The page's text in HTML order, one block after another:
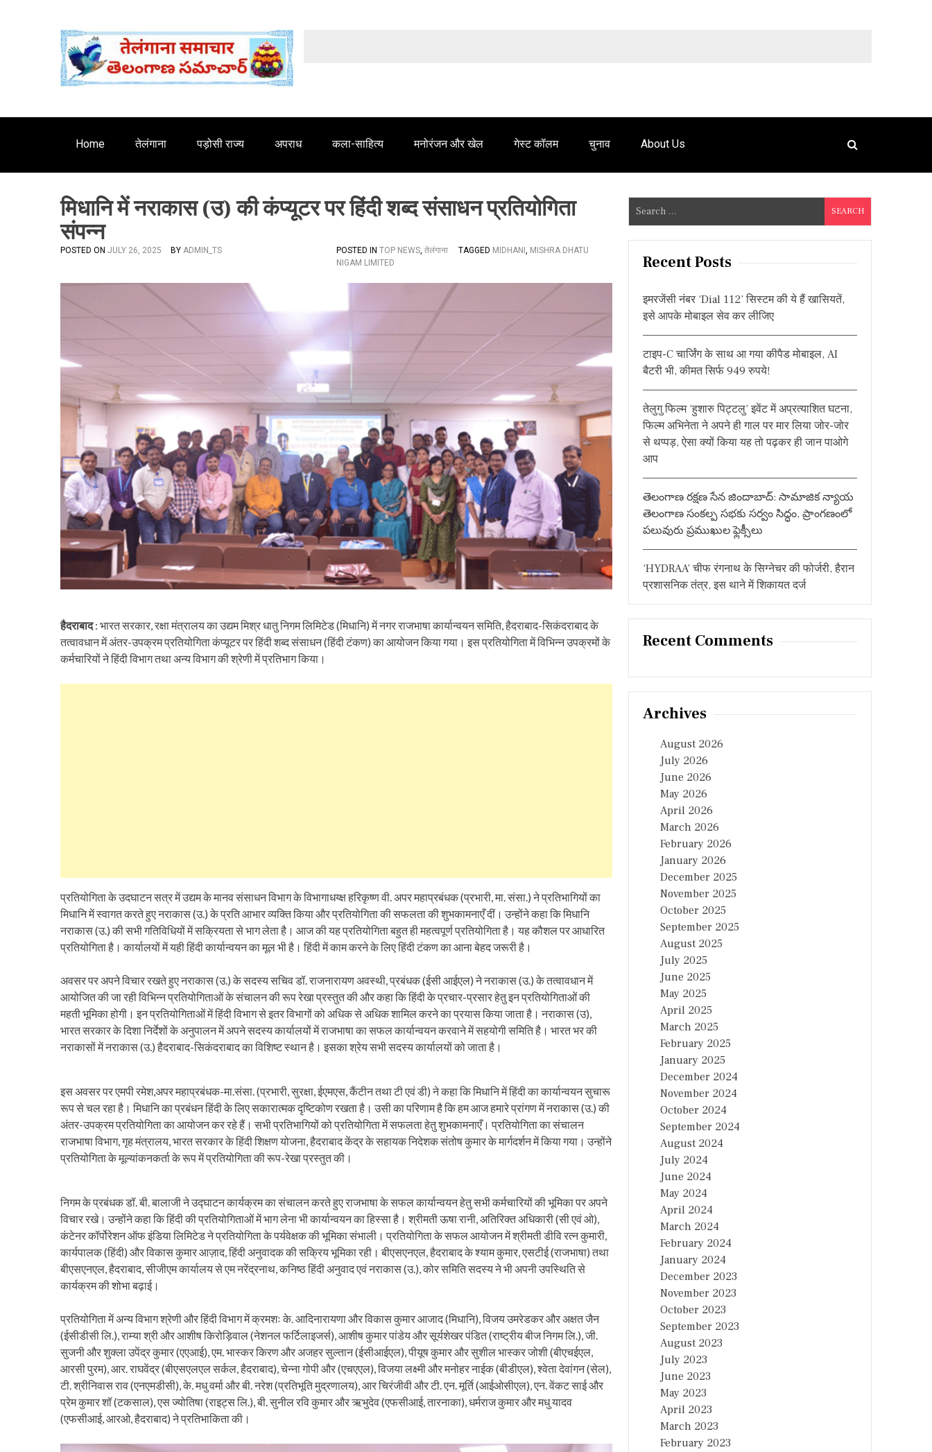
e
Home तेलंगाना पड़ोसी राज्य अपराध कला-साहित्य मनोरंजन और खेल गेस्ट कॉलम चुनाव About Us
मिधानि में नराकास (उ) की कंप्यूटर पर हिंदी शब्द संसाधन प्रतियोगिता
संपन्न
POSTED ON JULY 26, 2025 BY ADMIN_TS POSTED IN TOP NEWS, तेलंगाना TAGGED MIDHANI , MISHRA DHATU
NIGAM LIMITED
हैदराबाद: भारत सरकार, रक्षा मंत्रालय का उद्यम मिश्र धातु निगम लिमिटेड (मिधानि) में नगर राजभाषा कार्यान्वयन समिति, हैदराबाद-सिकंदराबाद के
तत्वावधान में अंतर-उपक्रम प्रतियोगिता कंप्यूटर पर हिंदी शब्द संसाधन (हिंदी टंकण) का आयोजन किया गया। इस प्रतियोगिता में विभिन्न उपक्रमों के
कर्मचारियों ने हिंदी विभाग तथा अन्य विभाग की श्रेणी में प्रतिभाग किया।
प्रतियोगिता के उदघाटन सत्र में उद्यम के मानव संसाधन विभाग के विभागाधय्क्ष हरिकृष्ण वी. अपर महाप्रबंधक (प्रभारी, मा. संसा.) ने प्रतिभागियों का
मिधानि में स्वागत करते हुए नराकास (उ.) के प्रति आभार व्यक्ति किया और प्रतियोगिता की सफलता की शुभकामनाएँ दीं। उन्होंने कहा कि मिधानि
नराकास (उ.) की सभी गतिविधियों में सक्रियता से भाग लेता है। आज की यह प्रतियोगिता बहुत ही महत्वपूर्ण प्रतियोगिता है। यह कौशल पर आधारित
प्रतियोगिता है। कार्यालयों में यही हिंदी कार्यान्वयन का मूल भी है। हिंदी में काम करने के लिए हिंदी टंकण का आना बेहद जरूरी है।
अवसर पर अपने विचार रखते हुए नराकास (उ.) के सदस्य सचिव डॉ. राजनारायण अवस्थी, प्रबंधक (ईसी आईएल) ने नराकास (उ.) के तत्वावधान में
आयोजित की जा रही विभिन्न प्रतियोगिताओं के संचालन की रूप रेखा प्रस्तुत की और कहा कि हिंदी के प्रचार-प्रसार हेतु इन प्रतियोगिताओं की
महती भूमिका होगी। इन प्रतियोगिताओं में हिंदी विभाग से इतर विभागों को अधिक से अधिक शामिल करने का प्रयास किया जाता है। नराकास (उ),
भारत सरकार के दिशा निर्देशों के अनुपालन में अपने सदस्य कार्यालयों में राजभाषा का सफल कार्यान्वयन करवाने में सहयोगी समिति है। भारत भर की
नराकासों में नराकास (उ.) हैदराबाद-सिकंदराबाद का विशिष्ट स्थान है। इसका श्रेय सभी सदस्य कार्यालयों को जाता है।
इस अवसर पर एमपी रमेश,अपर महाप्रबंधक-मा.संसा. (प्रभारी, सुरक्षा, ईएमएस, कैंटीन तथा टी एवं डी) ने कहा कि मिधानि में हिंदी का कार्यान्वयन सुचारू
रूप से चल रहा है। मिधानि का प्रबंधन हिंदी के लिए सकारात्मक दृष्टिकोण रखता है। उसी का परिणाम है कि हम आज हमारे प्रांगण में नराकास (उ.) की
अंतर-उपक्रम प्रतियोगिता का आयोजन कर रहे हैं। सभी प्रतिभागियों को प्रतियोगिता में सफलता हेतु शुभकामनाएँ। प्रतियोगिता का संचालन
राजभाषा विभाग, गृह मंत्रालय, भारत सरकार के हिंदी शिक्षण योजना, हैदराबाद केंद्र के सहायक निदेशक संतोष कुमार के मार्गदर्शन में किया गया। उन्होंने
प्रतियोगिता के मूल्यांकनकर्ता के रूप में प्रतियोगिता की रूप-रेखा प्रस्तुत की।
निगम के प्रबंधक डॉ. बी. बालाजी ने उद्घाटन कार्यक्रम का संचालन करते हुए राजभाषा के सफल कार्यान्वयन हेतु सभी कर्मचारियों की भूमिका पर अपने
विचार रखे। उन्होंने कहा कि हिंदी की प्रतियोगिताओं में भाग लेना भी कार्यान्वयन का हिस्सा है। श्रीमती ऊषा रानी, अतिरिक्त अधिकारी (सी एवं ओ),
कंटेनर कॉर्पोरेशन ऑफ इंडिया लिमिटेड ने प्रतियोगिता के पर्यवेक्षक की भूमिका संभाली। प्रतियोगिता के सफल आयोजन में श्रीमती डीवि रत्न कुमारी,
कार्यपालक (हिंदी) और विकास कुमार आज़ाद, हिंदी अनुवादक की सक्रिय भूमिका रही। बीएसएनएल, हैदराबाद के श्याम कुमार, एसटीई (राजभाषा) तथा
बीएसएनएल, हैदराबाद, सीजीएम कार्यालय से एम नरेंद्रनाथ, कनिष्ठ हिंदी अनुवाद एवं नराकास (उ.), कोर समिति सदस्य ने भी अपनी उपस्थिति से
कार्यक्रम की शोभा बढ़ाई।
प्रतियोगिता में अन्य विभाग श्रेणी और हिंदी विभाग में क्रमशः के. आदिनारायणा और विकास कुमार आजाद (मिधानि), विजय उमरेडकर और अक्षत जैन
(ईसीडीसी लि.), राम्या श्री और आशीष किरोड़िवाल (नेशनल फर्टिलाइजर्स), आशीष कुमार पांडेय और सूर्यशेखर पंडित (राष्ट्रीय बीज निगम लि.), जी.
सुजनी और शुक्ला उपेंद्र कुमार (एएआई), एम. भास्कर किरण और अजहर सुल्तान (ईसीआईएल), पीयूष कुमार और सुशील भास्कर जोशी (बीएचईएल,
आरसी पुरम), आर. राघवेंद्र (बीएसएलएल सर्कल, हैदराबाद), चेन्ना गोपी और (एचएएल), विजया लक्ष्मी और मनोहर नाईक (बीडीएल), श्वेता देवांगन (सेल),
टी. श्रीनिवास राव (एनएमडीसी), के. मधु वर्मा और बी. नरेश (प्रतिभूति मुद्रणालय), आर चिरंजीवी और टी. एन. मूर्ति (आईओसीएल), एन. वेंकट साई और
प्रेम कुमार शॉ (टकसाल), एस ज्योतिषा (राइट्स लि.), बी. सुनील रवि कुमार और ऋभुदेव (एफसीआई, तारनाका), धर्मराज कुमार और मधु यादव
(एफसीआई, आरओ, हैदराबाद) ने प्रतिभाकिता की।
e
a
Recent Posts
इमरजेंसी नंबर ‘Dial 112’ सिस्टम की ये हैं खासियतें,
इसे आपके मोबाइल सेव कर लीजिए
टाइप-C चार्जिंग के साथ आ गया कीपैड मोबाइल, AI
बैटरी भी, कीमत सिर्फ 949 रुपये!
तेलुगु फिल्म ‘हुशारु पिट्टलु’ इवेंट में अप्रत्याशित घटना,
फिल्म अभिनेता ने अपने ही गाल पर मार लिया जोर-जोर
से थप्पड़, ऐसा क्यों किया यह तो पढ़कर ही जान पाओगे
आप
తెలంగాణ రక్షణ సేన జిందాబాద్: సామాజిక న్యాయ
తెలంగాణ సంకల్ప సభకు సర్వం సిద్ధం, ప్రాంగణంలో
పలువురు ప్రముఖుల ఫ్లెక్సీలు
‘HYDRAA’ चीफ रंगनाथ के सिग्नेचर की फोर्जरी, हैरान
प्रशासनिक तंत्र, इस थाने में शिकायत दर्ज
Recent Comments
Archives
August 2026
July 2026
June 2026
May 2026
April 2026
March 2026
February 2026
January 2026
December 2025
November 2025
October 2025
September 2025
August 2025
July 2025
June 2025
May 2025
April 2025
March 2025
February 2025
January 2025
December 2024
November 2024
October 2024
September 2024
August 2024
July 2024
June 2024
May 2024
April 2024
March 2024
February 2024
January 2024
December 2023
November 2023
October 2023
September 2023
August 2023
July 2023
June 2023
May 2023
April 2023
March 2023
February 2023